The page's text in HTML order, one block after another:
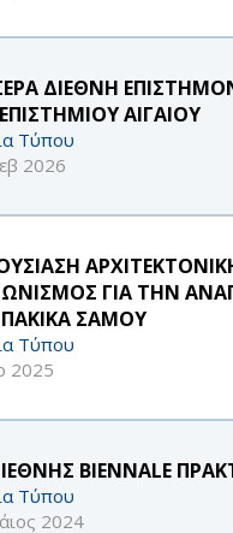
ΔΙΕΘΝΗ
ΑΙΓΑΙΟΥ
Τύπου
2026
ΓΙΑ ΤΗΝ
ΣΑΜΟΥ
Τύπου
2025
BIENNALE
Τύπου
2024